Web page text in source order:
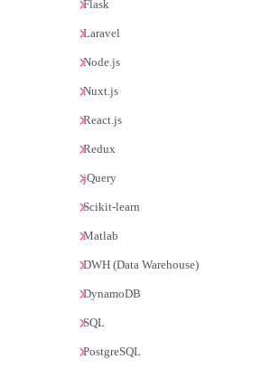
Flask
Laravel
Node.js
Nuxt.js
React.js
Redux
jQuery
Scikit-learn
Matlab
DWH (Data Warehouse)
DynamoDB
SQL
PostgreSQL